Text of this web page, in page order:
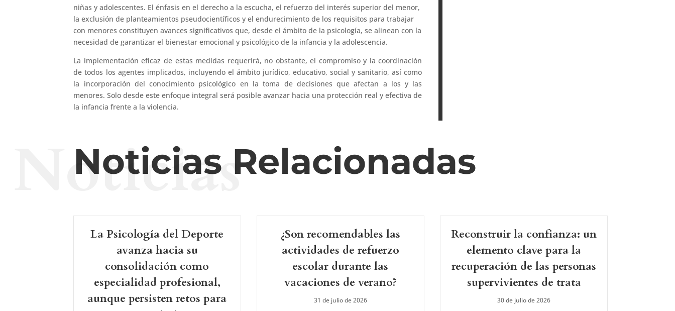
niñas y adolescentes. El énfasis en el derecho a la escucha, el refuerzo del interés superior del menor,
la exclusión de planteamientos pseudocientíficos y el endurecimiento de los requisitos para trabajar
con menores constituyen avances significativos que, desde el ámbito de la psicología, se alinean con la
necesidad de garantizar el bienestar emocional y psicológico de la infancia y la adolescencia.
La implementación eficaz de estas medidas requerirá, no obstante, el compromiso y la coordinación
de todos los agentes implicados, incluyendo el ámbito jurídico, educativo, social y sanitario, así como
la incorporación del conocimiento psicológico en la toma de decisiones que afectan a los y las
menores. Solo desde este enfoque integral será posible avanzar hacia una protección real y efectiva de
la infancia frente a la violencia.
Noticias Relacionadas
Noticias
La Psicología del Deporte
avanza hacia su
consolidación como
especialidad profesional,
aunque persisten retos para
¿Son recomendables las
actividades de refuerzo
escolar durante las
vacaciones de verano?
31 de julio de 2026
Reconstruir la confianza: un
elemento clave para la
recuperación de las personas
supervivientes de trata
30 de julio de 2026